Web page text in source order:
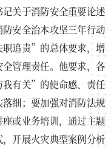
关于消防安全重要论述
安全治本攻坚三年行动
追责”的总体要求，增
管理责任。他要求，各
有关”的使命感、责任
细；要加强对消防法规
或业务培训，通过主题
开展火灾典型案例分析